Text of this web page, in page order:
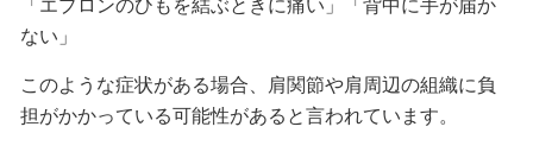
「エプロンのひもを結ぶときに痛い」「背中に手が届か
ない」
このような症状がある場合、肩関節や肩周辺の組織に負
担がかかっている可能性があると言われています。